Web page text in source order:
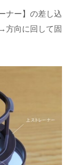
ナー】の差し込
方向に回して固